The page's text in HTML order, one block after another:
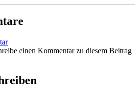
einen Kommentar zu diesem Beitrag